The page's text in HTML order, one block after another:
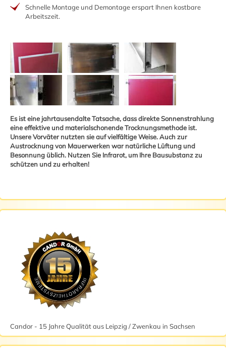
Schnelle Montage und Demontage erspart Ihnen kostbare
Arbeitszeit.
Es ist eine jahrtausendalte Tatsache, dass direkte Sonnenstrahlung
eine effektive und materialschonende Trocknungsmethode ist.
Unsere Vorväter nutzten sie auf vielfältige Weise. Auch zur
Austrocknung von Mauerwerken war natürliche Lüftung und
Besonnung üblich. Nutzen Sie Infrarot, um Ihre Bausubstanz zu
schützen und zu erhalten!
Candor - 15 Jahre Qualität aus Leipzig / Zwenkau in Sachsen